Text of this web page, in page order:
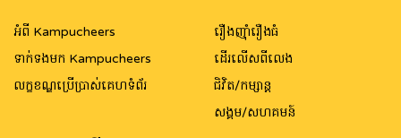
អំពី Kampucheers
ទាក់ទងមក Kampucheers
លក្ខខណ្ឌប្រើប្រាស់គេហទំព័រ
រឿងញ៉ាំរឿងធំ
ដើរលើសពីលេង
ជិវិត/កម្សាន្ត
សង្គម/សហគមន៍